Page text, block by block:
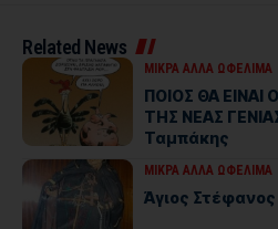
Related News
ΜΙΚΡΑ ΑΛΛΑ ΩΦΕΛΙΜΑ
ΠΟΙΟΣ ΘΑ
ΤΗΣ ΝΕΑΣ
Ταμπάκης
ΜΙΚΡΑ ΑΛΛΑ ΩΦΕΛΙΜΑ
Άγιος Στέφανος